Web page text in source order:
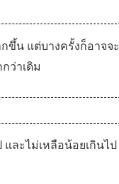
ขึ้น แต่บางครั้งก็อาจจะ
ว่าเดิม
ละไม่เหลือน้อยเกินไป